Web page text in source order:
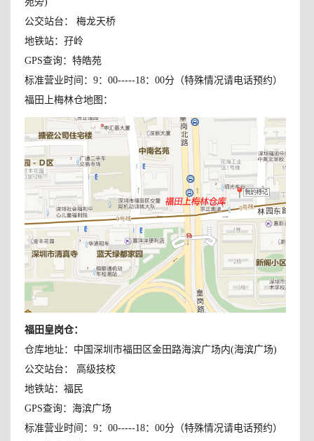
公交站台： 梅龙天桥
地铁站：孖岭
GPS查询：特皓苑
标准营业时间：9：00-----18：00分（特殊情况请电话预约）
福田上梅林仓地图：
福田皇岗仓：
仓库地址：中国深圳市福田区金田路海滨广场内(海滨广场)
公交站台： 高级技校
地铁站：福民
GPS查询：海滨广场
标准营业时间：9：00-----18：00分（特殊情况请电话预约）